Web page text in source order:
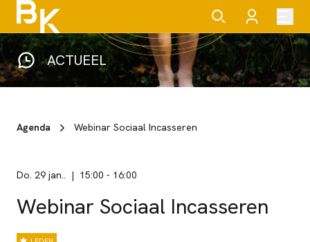
ACTUEEL
Agenda Webinar Sociaal Incasseren
do. 29 jan.. 15:00 - 16:00
Webinar Sociaal Incasseren